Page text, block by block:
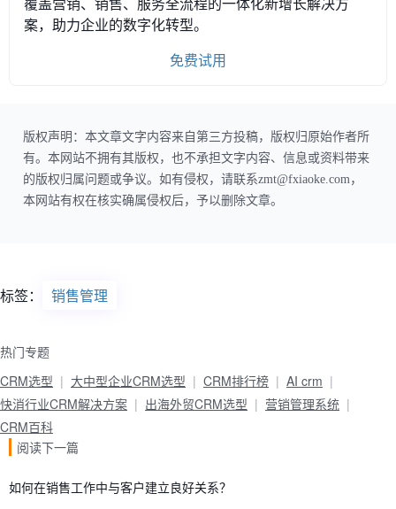
案，助力企业的数字化转型。
免费试用
版权声明：本文章文字内容来自第三方投稿，版权归原始作者所
有。本网站不拥有其版权，也不承担文字内容、信息或资料带来
的版权归属问题或争议。如有侵权，请联系zmt@fxiaoke.com，
本网站有权在核实确属侵权后，予以删除文章。
标签： 销售管理
热门专题
CRM选型
大中型企业CRM选型 CRM排行榜
AI crm
快消行业CRM解决方案
出海外贸CRM选型
营销管理系统
CRM百科
阅读下一篇
如何在销售工作中与客户建立良好关系？